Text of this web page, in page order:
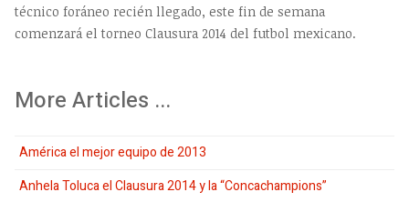
técnico foráneo recién llegado, este fin de semana
comenzará el torneo Clausura 2014 del futbol mexicano.
More Articles ...
América el mejor equipo de 2013
Anhela Toluca el Clausura 2014 y la “Concachampions”